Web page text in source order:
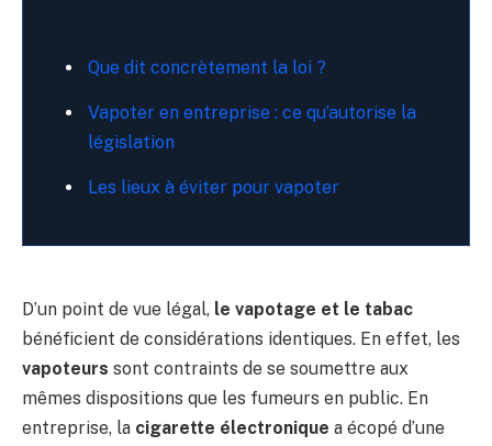
Que dit concrètement la loi ?
Vapoter en entreprise : ce qu’autorise la
législation
Les lieux à éviter pour vapoter
D’un point de vue légal, le vapotage et le tabac
bénéficient de considérations identiques. En effet, les
vapoteurs sont contraints de se soumettre aux
mêmes dispositions que les fumeurs en public. En
entreprise, la cigarette électronique a écopé d’une